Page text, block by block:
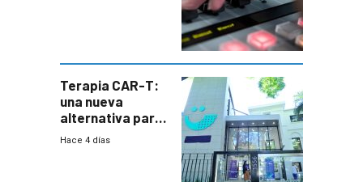
Terapia CAR-T:
una nueva
alternativa para
niños y
Hace 4 días